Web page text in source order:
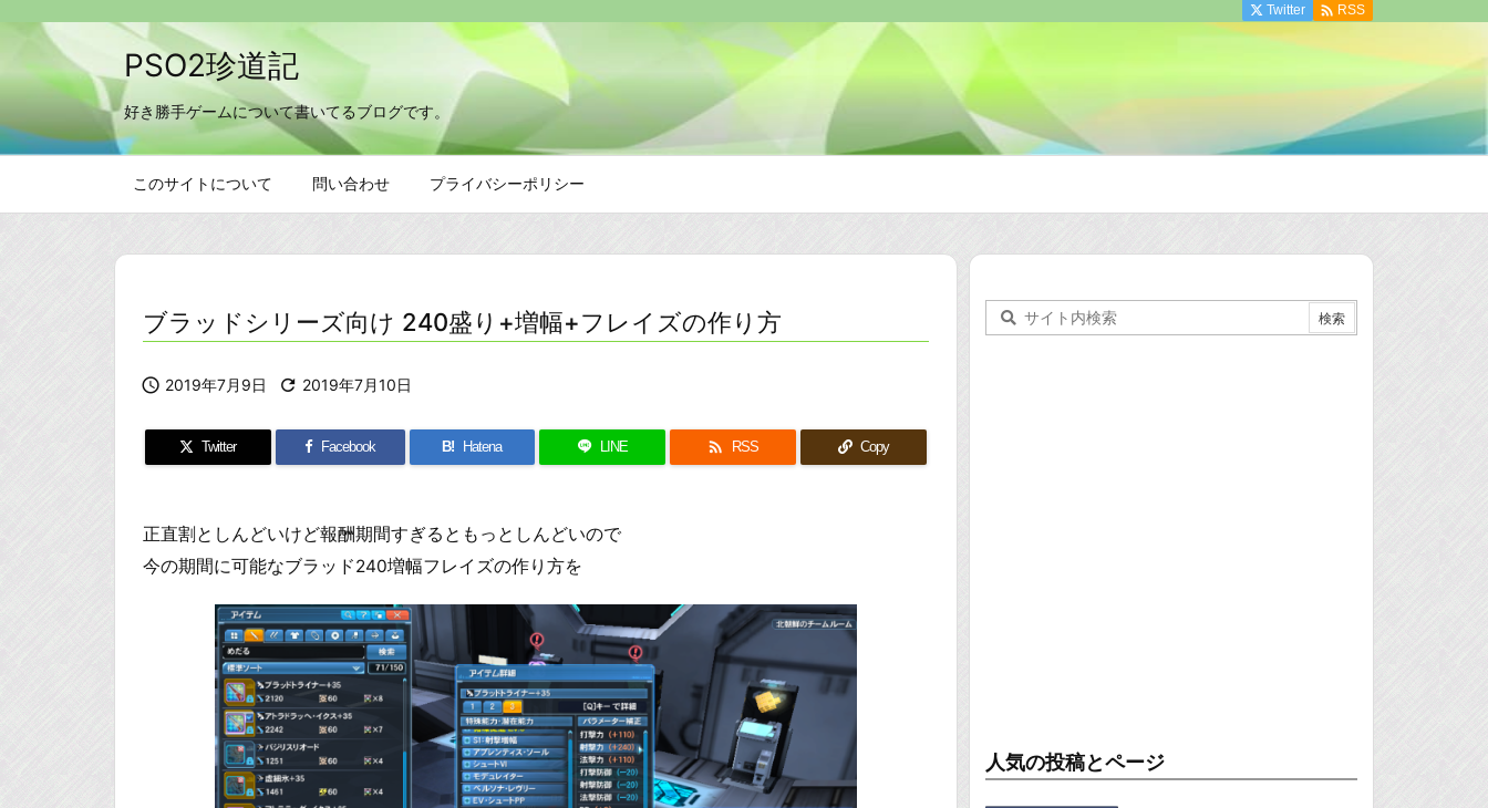
PSO2珍道記
好き勝手ゲームについて書いてるブログです。
このサイトについて 問い合わせ プライバシーポリシー
Twitter  RSS
ブラッドシリーズ向け 240盛り+増幅+フレイズの作り方
 2019年7月9日  2019年7月10日
Twitter Facebook B! Hatena LINE  RSS Copy
正直割としんどいけど報酬期間すぎるともっとしんどいので
今の期間に可能なブラッド240増幅フレイズの作り方を
人気の投稿とページ